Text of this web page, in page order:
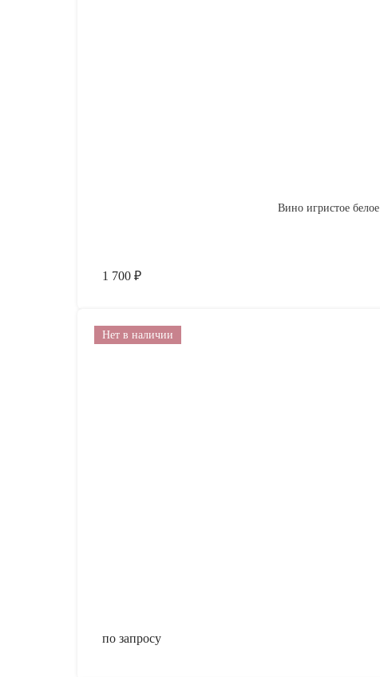
Вино игристое
1 700 ₽
Нет в наличии
по запросу